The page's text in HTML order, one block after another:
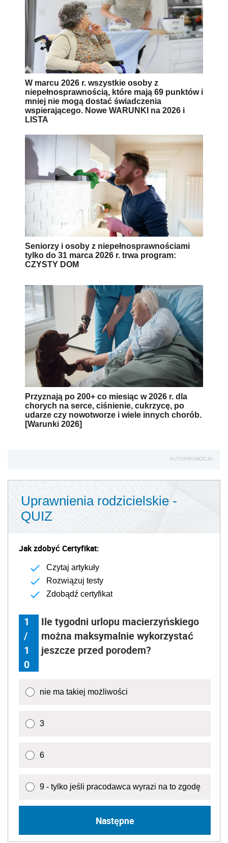
W marcu 2026 r. wszystkie osoby z
niepełnosprawnością, które mają 69 punktów i
mniej nie mogą dostać świadczenia
wspierającego. Nowe WARUNKI na 2026 i
LISTA
Seniorzy i osoby z niepełnosprawnościami
tylko do 31 marca 2026 r. trwa program:
CZYSTY DOM
Przyznają po 200+ co miesiąc w 2026 r. dla
chorych na serce, ciśnienie, cukrzycę, po
udarze czy nowotworze i wiele innych chorób.
[Warunki 2026]
AUTOPROMOCJA
Uprawnienia rodzicielskie -
QUIZ
Jak zdobyć Certyfikat:
Czytaj artykuły
Rozwiązuj testy
Zdobądź certyfikat
1
/
1
0
Ile tygodni urlopu macierzyńskiego
można maksymalnie wykorzystać
jeszcze przed porodem?
nie ma takiej możliwości
3
6
9 - tylko jeśli pracodawca wyrazi na to zgodę
Następne